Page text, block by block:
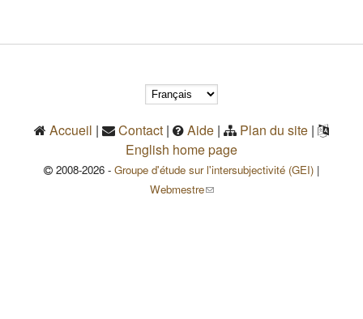
Accueil | Contact | Aide | Plan du site |
English home page
2008-2026 - Groupe d'étude sur l'intersubjectivité (GEI) |
Webmestre(le lien envoie un courriel)